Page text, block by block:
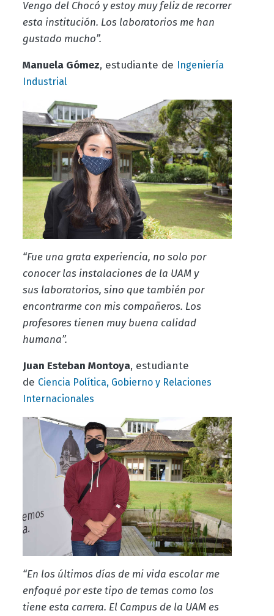
Vengo del Chocó y estoy muy feliz de recorrer
esta institución. Los laboratorios me han
gustado mucho”.
Manuela Gómez, estudiante de Ingeniería
Industrial
“Fue una grata experiencia, no solo por
conocer las instalaciones de la UAM y
sus laboratorios, sino que también por
encontrarme con mis compañeros. Los
profesores tienen muy buena calidad
humana”.
Juan Esteban Montoya, estudiante
de Ciencia Política, Gobierno y Relaciones
Internacionales
“En los últimos días de mi vida escolar me
enfoqué por este tipo de temas como los
tiene esta carrera. El Campus de la UAM es